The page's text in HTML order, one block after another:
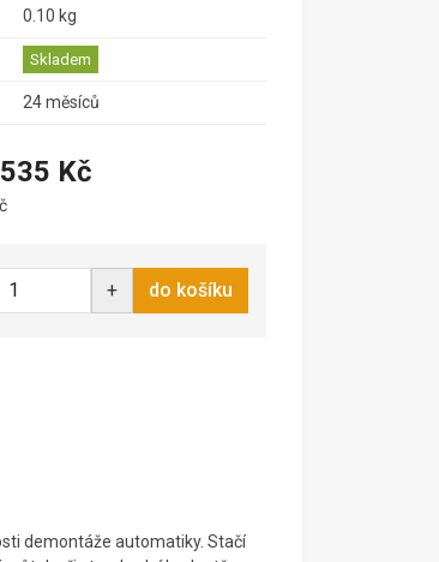
0.10 kg
Skladem
24 měsíců
535 Kč
+ do košíku
demontáže automatiky. Stačí